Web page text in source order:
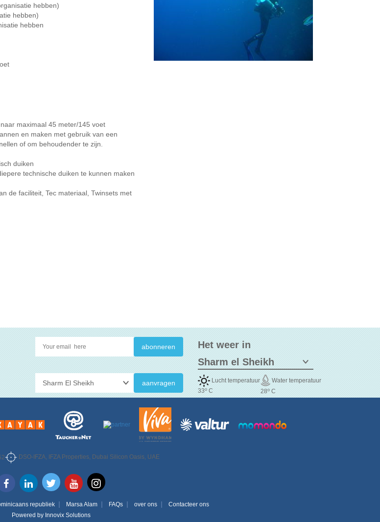
hebben)
hebben)
hebben
maximaal 45 meter/145 voet
en maken met gebruik van een
of om behoudender te zijn.
duiken
technische duiken te kunnen maken
de faciliteit, Tec materiaal, Twinsets met
aanvragen
Het weer in
Lucht temperatuur
33o C
Water temperatuur
28oC
DSO-IFZA, IFZA Properties, Dubai Silicon Oasis, UAE
republiek Marsa Alam FAQs over ons
Contacteer ons
Powered by Innovix Solutions